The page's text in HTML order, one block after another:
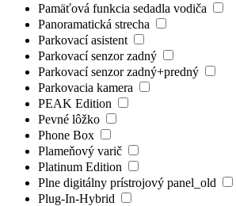
Pamäťová funkcia sedadla vodiča
Panoramatická strecha
Parkovací asistent
Parkovací senzor zadný
Parkovací senzor zadný+predný
Parkovacia kamera
PEAK Edition
Pevné lôžko
Phone Box
Plameňový varič
Platinum Edition
Plne digitálny prístrojový panel_old
Plug-In-Hybrid